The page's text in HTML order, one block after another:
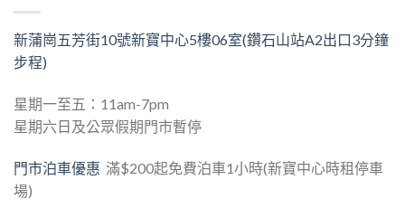
新蒲崗五芳街10號新寶中心5樓06室(鑽石山站A2出口3分鐘
步程)
星期一至五：11am-7pm
星期六日及公眾假期門市暫停
門市泊車優惠 滿$200起免費泊車1小時(新寶中心時租停車
場)